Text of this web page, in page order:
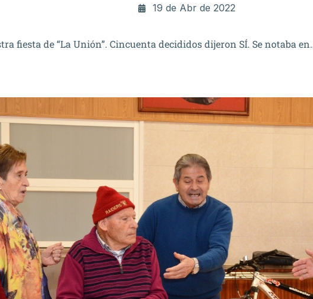
19 de Abr de 2022
fiesta de “La Unión”. Cincuenta decididos dijeron SÍ. Se notaba